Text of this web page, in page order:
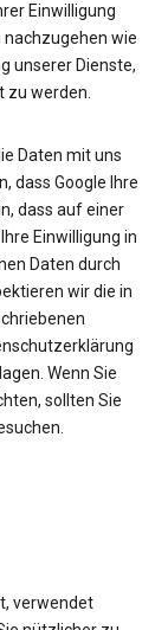
Einwilligung
wie
unserer Dienste,
zu werden.
Daten mit uns
dass Google Ihre
dass auf einer
Einwilligung in
Daten durch
wir die in
Wenn Sie
sollten Sie
verwendet